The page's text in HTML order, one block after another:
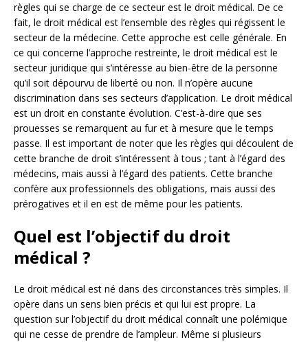
règles qui se charge de ce secteur est le droit médical. De ce
fait, le droit médical est l’ensemble des règles qui régissent le
secteur de la médecine. Cette approche est celle générale. En
ce qui concerne l’approche restreinte, le droit médical est le
secteur juridique qui s’intéresse au bien-être de la personne
qu’il soit dépourvu de liberté ou non. Il n’opère aucune
discrimination dans ses secteurs d’application. Le droit médical
est un droit en constante évolution. C’est-à-dire que ses
prouesses se remarquent au fur et à mesure que le temps
passe. Il est important de noter que les règles qui découlent de
cette branche de droit s’intéressent à tous ; tant à l’égard des
médecins, mais aussi à l’égard des patients. Cette branche
confère aux professionnels des obligations, mais aussi des
prérogatives et il en est de même pour les patients.
Quel est l’objectif du droit
médical ?
Le droit médical est né dans des circonstances très simples. Il
opère dans un sens bien précis et qui lui est propre. La
question sur l’objectif du droit médical connaît une polémique
qui ne cesse de prendre de l’ampleur. Même si plusieurs